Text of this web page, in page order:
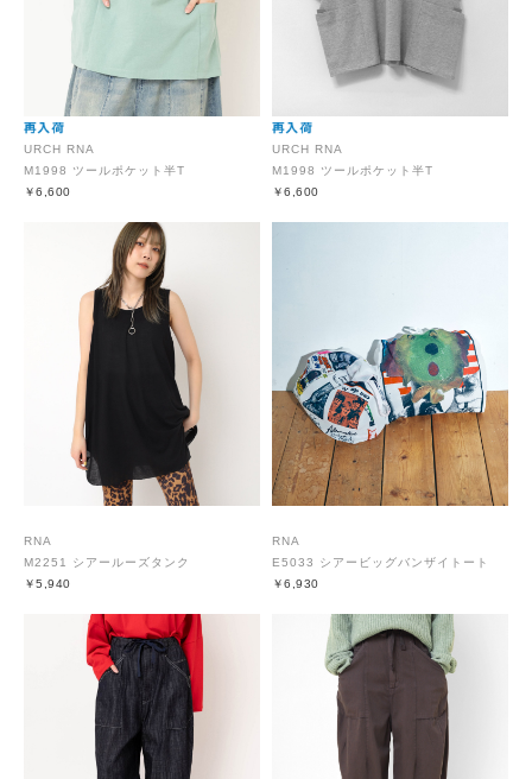
URCH RNA
M1998 ツールポケット半T
￥6,600
URCH RNA
M1998 ツールポケット半T
￥6,600
RNA
M2251 シアールーズタンク
￥5,940
RNA
E5033 シアービッグバンザイトート
￥6,930